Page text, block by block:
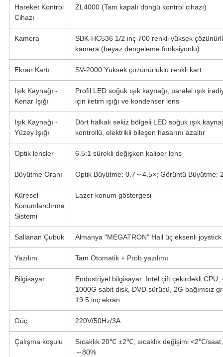
Hareket Kontrol
Cihazı
ZL4000 (Tam kapalı döngü kontrol cihazı)
Kamera
SBK-HC536 1/2 inç 700 renkli yüksek
kamera (beyaz dengeleme fonksiyonlu)
Ekran Kartı SV-2000 Yüksek çözünürlüklü renkli kart
Işık Kaynağı -
Kenar Işığı
Profil LED soğuk ışık kaynağı, paralel ışık
için iletim ışığı ve kondenser lens
Işık Kaynağı -
Yüzey Işığı
Dört halkalı sekiz bölgeli LED soğuk ışık
kontrollü, elektrikli bileşen hasarını azaltır
Optik lensler 6.5:1 sürekli değişken kaliper lens
Büyütme Oranı Optik Büyütme: 0.7～4.5×; Görüntü Büyütme:
Küresel
Konumlandırma
Sistemi
Lazer konum göstergesi
Sallanan Çubuk Almanya "MEGATRON" Hall üç eksenli joystick
Yazılım Tam Otomatik + Prob yazılımı
Bilgisayar
Endüstriyel bilgisayar: Intel çift çekirdekli CPU,
1000G sabit disk, DVD sürücü, 2G bağımsız
19.5 inç ekran
Güç 220V/50Hz/3A
Çalışma koşulu
Sıcaklık 20℃ ±2℃, sıcaklık değişimi <2℃/
～80%